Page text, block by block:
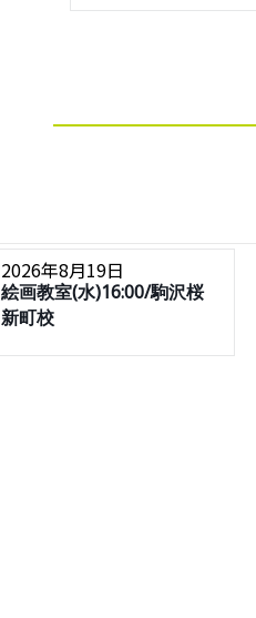
2026年8月19日
絵画教室(水)16:00/駒沢桜
新町校